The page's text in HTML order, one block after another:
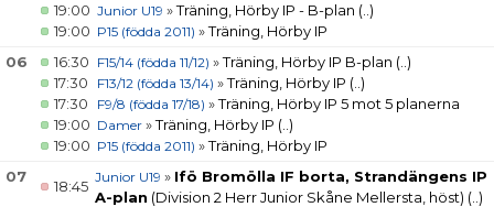
19:00 Junior U19 »Träning, Hörby IP - B-plan (..)
19:00 P15 (födda 2011) »Träning, Hörby IP
06
16:30 F15/14 (födda 11/12) »Träning, Hörby IP B-plan (..)
17:30
F13/12 (födda 13/14) »Träning, Hörby IP (..)
17:30
F9/8 (födda 17/18) »Träning, Hörby IP 5 mot 5 planerna
19:00 Damer »Träning, Hörby IP (..)
19:00 P15 (födda 2011) »Träning, Hörby IP
07
18:45
Junior U19 » Ifö Bromölla IF borta, Strandängens IP
A-plan (Division 2 Herr Junior Skåne Mellersta, höst) (..)